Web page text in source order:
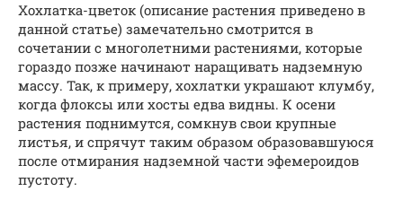
Хохлатка-цветок (описание растения приведено в
данной статье) замечательно смотрится в
сочетании с многолетними растениями, которые
гораздо позже начинают наращивать надземную
массу. Так, к примеру, хохлатки украшают клумбу,
когда флоксы или хосты едва видны. К осени
растения поднимутся, сомкнув свои крупные
листья, и спрячут таким образом образовавшуюся
после отмирания надземной части эфемероидов
пустоту.